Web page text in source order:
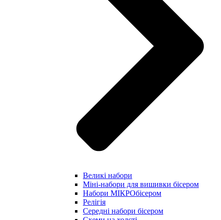
Великі набори
Міні-набори для вишивки бісером
Набори МІКРОбісером
Релігія
Середні набори бісером